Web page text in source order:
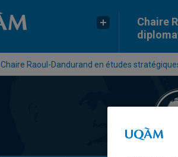
Chaire
Chaire Raoul-Dandurand en études stratégiques